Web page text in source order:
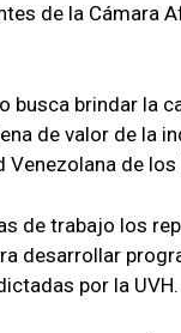
de la Cámara
busca brindar la
de valor de la
Venezolana de
de trabajo los
desarrollar
por la UVH.